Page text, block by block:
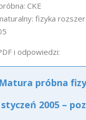
CKE
fizyka
i odpowiedzi:
Matura próbna
styczeń 2005 –